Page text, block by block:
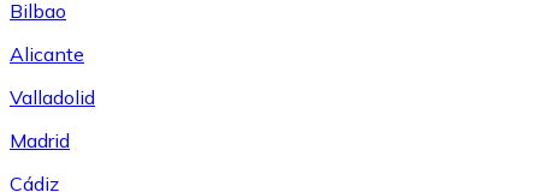
Bilbao
Alicante
Valladolid
Madrid
Cádiz